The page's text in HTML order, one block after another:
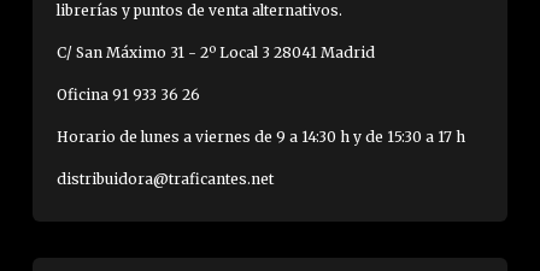
librerías y puntos de venta alternativos.
C/ San Máximo 31 - 2º Local 3 28041 Madrid
Oficina 91 933 36 26
Horario de lunes a viernes de 9 a 14:30 h y de 15:30 a 17 h
distribuidora@traficantes.net